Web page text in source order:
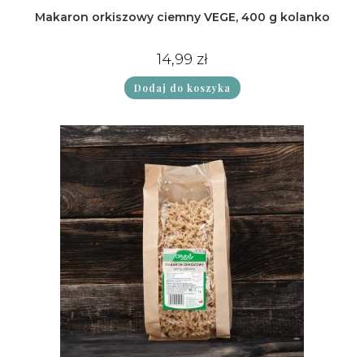
Makaron orkiszowy ciemny VEGE, 400 g kolanko
14,99 zł
Dodaj do koszyka